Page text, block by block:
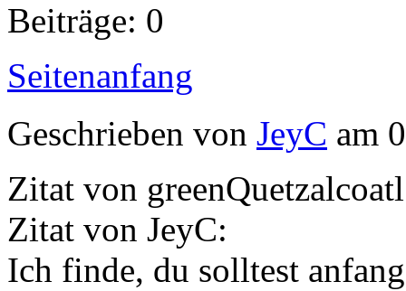
Beiträge: 0
Seitenanfang
Geschrieben von JeyC am
Zitat von
Zitat von JeyC:
Ich finde, du solltest